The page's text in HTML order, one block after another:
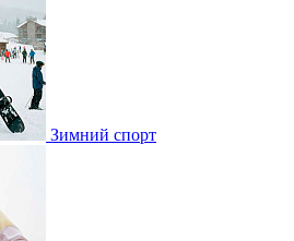
Зимний спорт